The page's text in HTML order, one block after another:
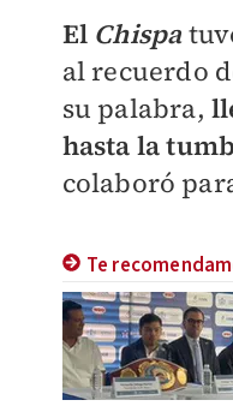
El Chispa
al recuerdo
su palabra,
hasta la
colaboró
Te